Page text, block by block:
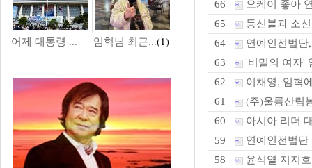
어제 대통령 ... 임혁님 최근...(1)
66 오케이 좋아
65 등신불과 소
64 연예인전법단
63 '비밀의 여자'
62 이채영, 임혁
61 (주)울릉산림
60 아시아 리더
59 연예인전법
58 윤석열 지지